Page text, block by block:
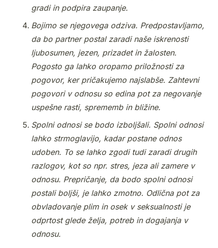
gradi in podpira zaupanje.
Bojimo se njegovega odziva. Predpostavljamo,
da bo partner postal zaradi naše iskrenosti
ljubosumen, jezen, prizadet in žalosten.
Pogosto ga lahko oropamo priložnosti za
pogovor, ker pričakujemo najslabše. Zahtevni
pogovori v odnosu so edina pot za negovanje
uspešne rasti, sprememb in bližine.
Spolni odnosi se bodo izboljšali. Spolni odnosi
lahko strmoglavijo, kadar postane odnos
udoben. To se lahko zgodi tudi zaradi drugih
razlogov, kot so npr. stres, jeza ali zamere v
odnosu. Prepričanje, da bodo spolni odnosi
postali boljši, je lahko zmotno. Odlična pot za
obvladovanje plim in osek v seksualnosti je
odprtost glede želja, potreb in dogajanja v
odnosu.